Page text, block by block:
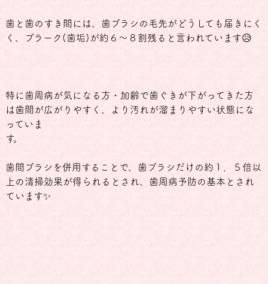
歯と歯のすき間には、歯ブラシの毛先がどうしても届きにく
く、プラーク(歯垢)が約６～８割残ると言われています😥
特に歯周病が気になる方・加齢で歯ぐきが下がってきた方
は歯間が広がりやすく、より汚れが溜まりやすい状態にな
っていま
す。
歯間ブラシを併用することで、歯ブラシだけの約１．５倍以
上の清掃効果が得られるとされ、歯周病予防の基本とされ
ています✨